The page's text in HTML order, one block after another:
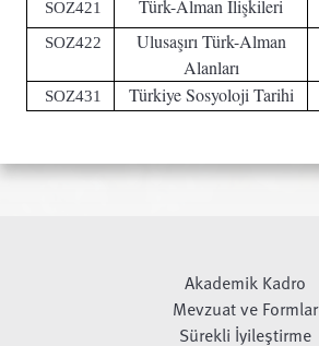
SOZ421
Türk-Alman İlişkileri
SOZ422
Ulusaşırı Türk-Alman
Alanları
SOZ431 Türkiye Sosyoloji Tarihi
Akademik Kadro
Mevzuat ve Formlar
Sürekli İyileştirme